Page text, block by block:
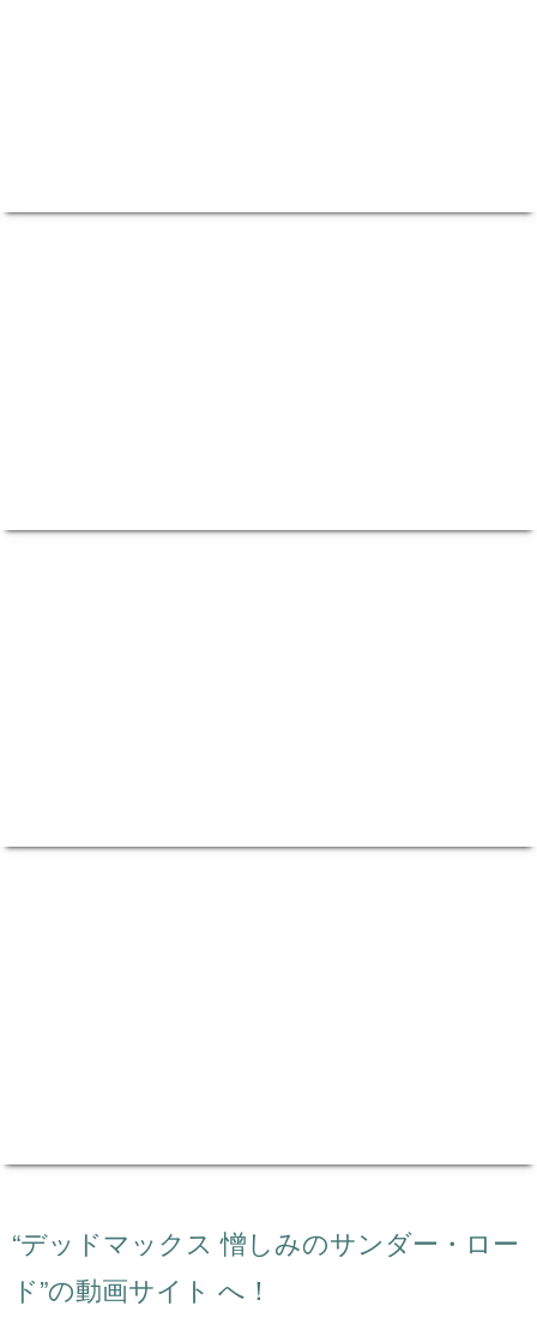
“デッドマックス 憎しみのサンダー・ロー
ド”の動画サイト へ！